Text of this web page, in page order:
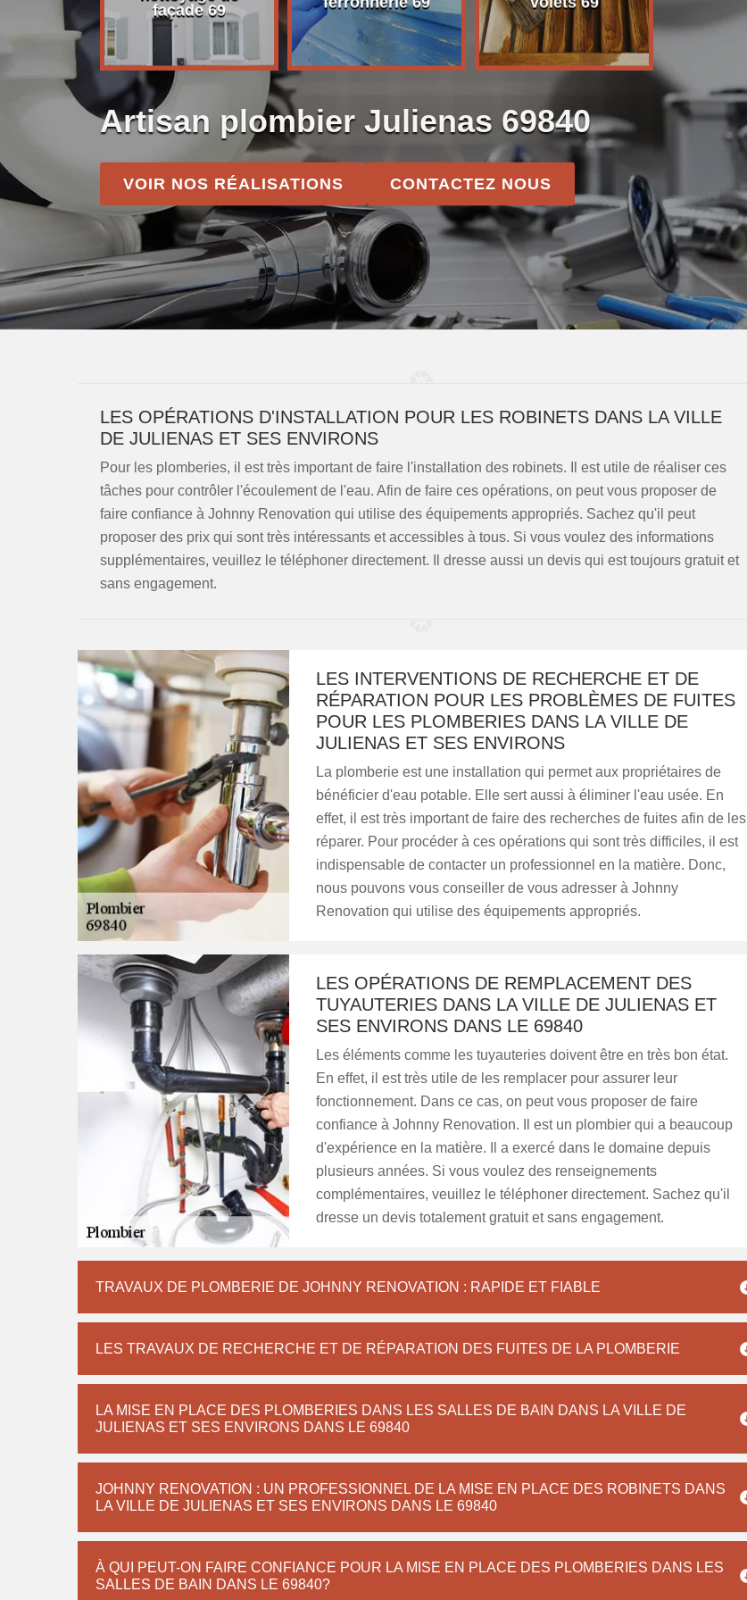
façade 69
Artisan plombier Julienas 69840
VOIR NOS RÉALISATIONS CONTACTEZ NOUS
LES OPÉRATIONS D'INSTALLATION POUR LES ROBINETS DANS LA VILLE
DE JULIENAS ET SES ENVIRONS
Pour les plomberies, il est très important de faire l'installation des robinets. Il est utile de réaliser ces
tâches pour contrôler l'écoulement de l'eau. Afin de faire ces opérations, on peut vous proposer de
faire confiance à Johnny Renovation qui utilise des équipements appropriés. Sachez qu'il peut
proposer des prix qui sont très intéressants et accessibles à tous. Si vous voulez des informations
supplémentaires, veuillez le téléphoner directement. Il dresse aussi un devis qui est toujours gratuit et
sans engagement.
LES INTERVENTIONS DE RECHERCHE ET DE
RÉPARATION POUR LES PROBLÈMES DE FUITES
POUR LES PLOMBERIES DANS LA VILLE DE
JULIENAS ET SES ENVIRONS
La plomberie est une installation qui permet aux propriétaires de
bénéficier d'eau potable. Elle sert aussi à éliminer l'eau usée. En
effet, il est très important de faire des recherches de fuites afin de les
réparer. Pour procéder à ces opérations qui sont très difficiles, il est
indispensable de contacter un professionnel en la matière. Donc,
nous pouvons vous conseiller de vous adresser à Johnny
Renovation qui utilise des équipements appropriés.
LES OPÉRATIONS DE REMPLACEMENT DES
TUYAUTERIES DANS LA VILLE DE JULIENAS ET
SES ENVIRONS DANS LE 69840
Les éléments comme les tuyauteries doivent être en très bon état.
En effet, il est très utile de les remplacer pour assurer leur
fonctionnement. Dans ce cas, on peut vous proposer de faire
confiance à Johnny Renovation. Il est un plombier qui a beaucoup
d'expérience en la matière. Il a exercé dans le domaine depuis
plusieurs années. Si vous voulez des renseignements
complémentaires, veuillez le téléphoner directement. Sachez qu'il
dresse un devis totalement gratuit et sans engagement.
TRAVAUX DE PLOMBERIE DE JOHNNY RENOVATION : RAPIDE ET FIABLE
LES TRAVAUX DE RECHERCHE ET DE RÉPARATION DES FUITES DE LA PLOMBERIE
LA MISE EN PLACE DES PLOMBERIES DANS LES SALLES DE BAIN DANS LA VILLE DE
JULIENAS ET SES ENVIRONS DANS LE 69840
JOHNNY RENOVATION : UN PROFESSIONNEL DE LA MISE EN PLACE DES ROBINETS DANS
LA VILLE DE JULIENAS ET SES ENVIRONS DANS LE 69840
À QUI PEUT-ON FAIRE CONFIANCE POUR LA MISE EN PLACE DES PLOMBERIES DANS LES
SALLES DE BAIN DANS LE 69840?